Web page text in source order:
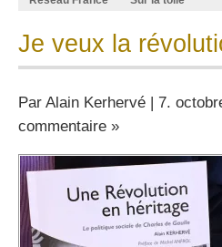
Je veux la
Par Alain Kerhervé | 7.
commentaire »